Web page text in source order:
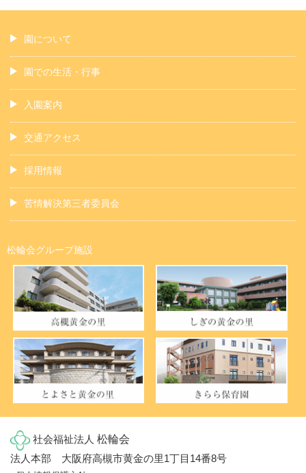
園について
園での生活・行事
入園案内
交通アクセス
採用情報
苦情解決第三者委員会
松輪会グループ施設
社会福祉法人 松輪会
法人本部 大阪府高槻市黄金の里1丁目14番8号